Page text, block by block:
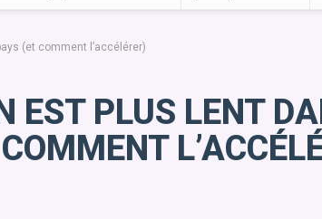
(et comment l’accélérer)
EST PLUS LENT